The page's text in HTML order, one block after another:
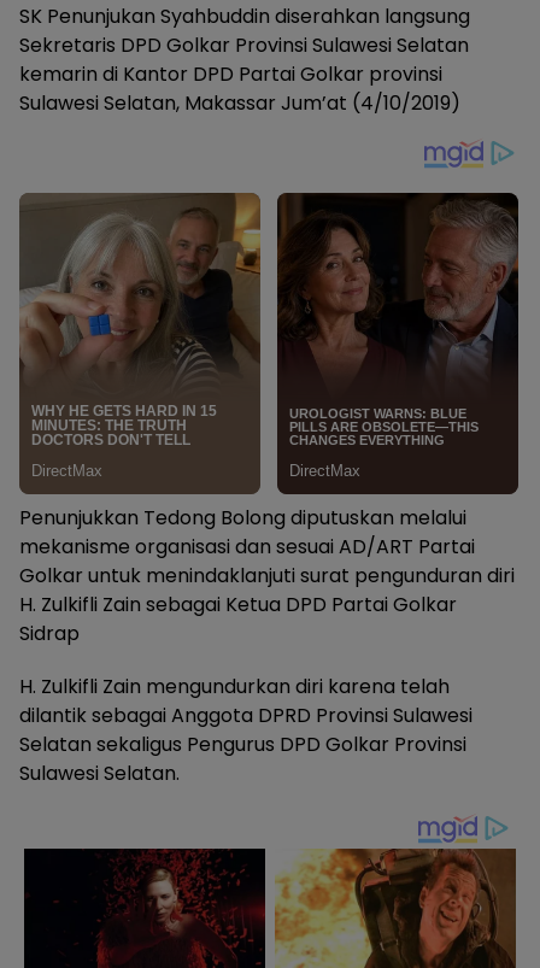
SK Penunjukan Syahbuddin diserahkan langsung
Sekretaris DPD Golkar Provinsi Sulawesi Selatan
kemarin di Kantor DPD Partai Golkar provinsi
Sulawesi Selatan, Makassar Jum’at (4/10/2019)
Penunjukkan Tedong Bolong diputuskan melalui
mekanisme organisasi dan sesuai AD/ART Partai
Golkar untuk menindaklanjuti surat pengunduran diri
H. Zulkifli Zain sebagai Ketua DPD Partai Golkar
Sidrap
H. Zulkifli Zain mengundurkan diri karena telah
dilantik sebagai Anggota DPRD Provinsi Sulawesi
Selatan sekaligus Pengurus DPD Golkar Provinsi
Sulawesi Selatan.